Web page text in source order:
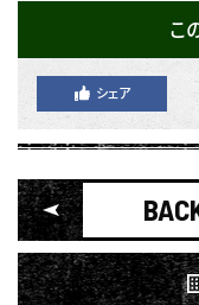
こ
シェア